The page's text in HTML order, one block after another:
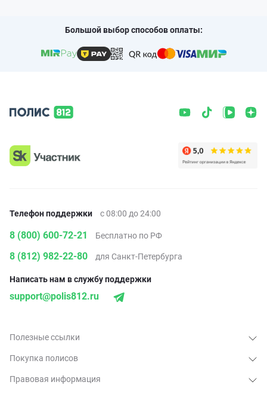
Большой выбор способов оплаты:
Полезные ссылки
Покупка полисов
Правовая информация
Телефон поддержки с 08:00 до 24:00
8 (800) 600-72-21 Бесплатно по РФ
8 (812) 982-22-80 для Санкт-Петербурга
Написать нам в службу поддержки
support@polis812.ru